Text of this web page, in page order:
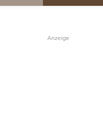
Anzeige